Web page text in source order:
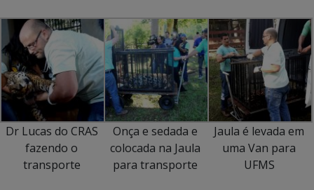
Dr Lucas do CRAS
fazendo o
transporte
Onça e sedada e
colocada na Jaula
para transporte
Jaula é levada em
uma Van para
UFMS